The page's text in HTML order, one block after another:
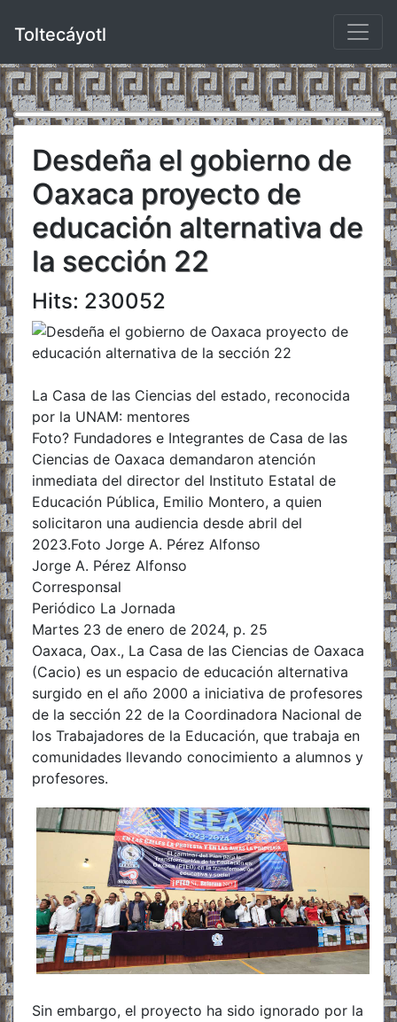
Toltecáyotl
Desdeña el gobierno de
Oaxaca proyecto de
educación alternativa de
la sección 22
Hits: 230052
La Casa de las Ciencias del estado, reconocida
por la UNAM: mentores
Foto? Fundadores e Integrantes de Casa de las
Ciencias de Oaxaca demandaron atención
inmediata del director del Instituto Estatal de
Educación Pública, Emilio Montero, a quien
solicitaron una audiencia desde abril del
2023.Foto Jorge A. Pérez Alfonso
Jorge A. Pérez Alfonso
Corresponsal
Periódico La Jornada
Martes 23 de enero de 2024, p. 25
Oaxaca, Oax., La Casa de las Ciencias de Oaxaca
(Cacio) es un espacio de educación alternativa
surgido en el año 2000 a iniciativa de profesores
de la sección 22 de la Coordinadora Nacional de
los Trabajadores de la Educación, que trabaja en
comunidades llevando conocimiento a alumnos y
profesores.
Sin embargo, el proyecto ha sido ignorado por la